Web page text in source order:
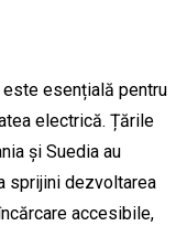
esențială pentru
electrică. Țările
și Suedia au
sprijini dezvoltarea
accesibile,